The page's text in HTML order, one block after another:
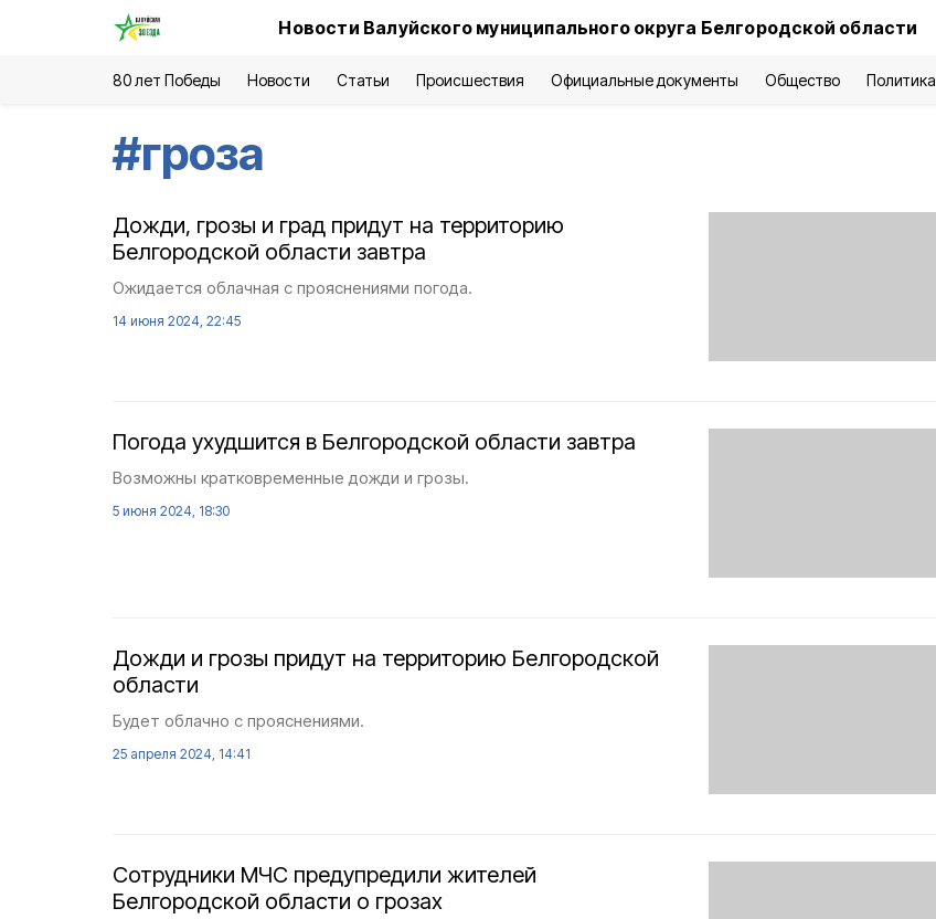
Новости Валуйского муниципального округа Белгородской области
80 лет Победы Новости Статьи Происшествия Официальные документы Общество Политика
#гроза
Дожди, грозы и град придут на территорию
Белгородской области завтра
Ожидается облачная с прояснениями погода.
14 июня 2024, 22:45
Погода ухудшится в Белгородской области завтра
Возможны кратковременные дожди и грозы.
5 июня 2024, 18:30
Дожди и грозы придут на территорию Белгородской
области
Будет облачно с прояснениями.
25 апреля 2024, 14:41
Сотрудники МЧС предупредили жителей
Белгородской области о грозах